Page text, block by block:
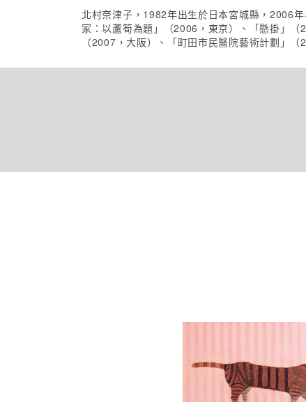
北村奈津子，1982年出生於日本宮城縣，2006
家：以蘆筍為題」（2006，東京）、「懸掛」
（2007，大阪）、「町田市民醫院藝術計劃」